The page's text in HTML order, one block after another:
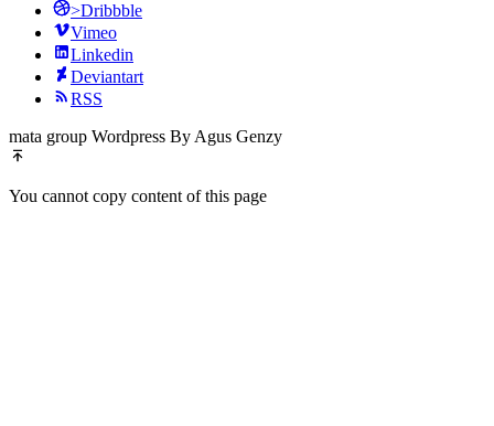
>Dribbble
Vimeo
Linkedin
Deviantart
RSS
mata group Wordpress By Agus Genzy
You cannot copy content of this page